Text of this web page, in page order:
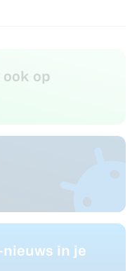
op
in je